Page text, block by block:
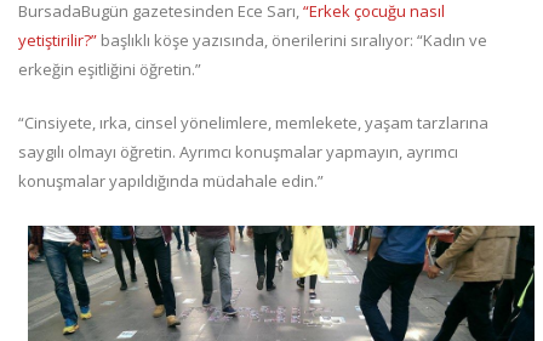
BursadaBugün gazetesinden Ece Sarı,“Erkek çocuğu nasıl
yetiştirilir?” başlıklı köşe yazısında, önerilerini sıralıyor: “Kadın ve
erkeğin eşitliğini öğretin.”
“Cinsiyete, ırka, cinsel yönelimlere, memlekete, yaşam tarzlarına
saygılı olmayı öğretin. Ayrımcı konuşmalar yapmayın, ayrımcı
konuşmalar yapıldığında müdahale edin.”